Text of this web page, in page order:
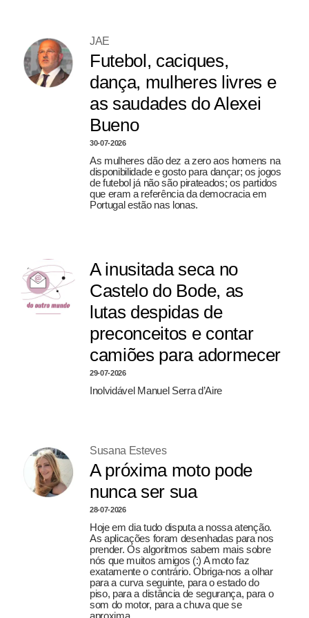
JAE
Futebol, caciques,
dança, mulheres livres e
as saudades do Alexei
Bueno
30-07-2026
As mulheres dão dez a zero aos homens na
disponibilidade e gosto para dançar; os jogos
de futebol já não são pirateados; os partidos
que eram a referência da democracia em
Portugal estão nas lonas.
A inusitada seca no
Castelo do Bode, as
lutas despidas de
preconceitos e contar
camiões para adormecer
29-07-2026
Inolvidável Manuel Serra d’Aire
Susana Esteves
A próxima moto pode
nunca ser sua
28-07-2026
Hoje em dia tudo disputa a nossa atenção.
As aplicações foram desenhadas para nos
prender. Os algoritmos sabem mais sobre
nós que muitos amigos (:) A moto faz
exatamente o contrário. Obriga-nos a olhar
para a curva seguinte, para o estado do
piso, para a distância de segurança, para o
som do motor, para a chuva que se